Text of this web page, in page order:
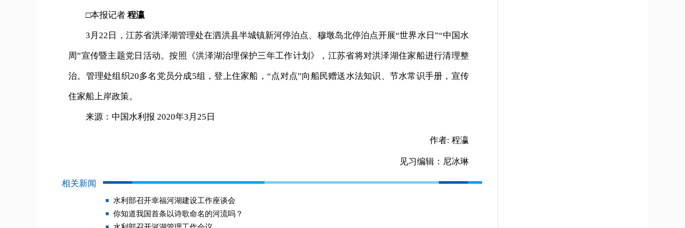
□本报记者 程瀛
3月22日，江苏省洪泽湖管理处在泗洪县半城镇新河停泊点、穆墩岛北停泊点开展“世界水日”“中国水
周”宣传暨主题党日活动。按照《洪泽湖治理保护三年工作计划》，江苏省将对洪泽湖住家船进行清理整
治。管理处组织20多名党员分成5组，登上住家船，“点对点”向船民赠送水法知识、节水常识手册，宣传
住家船上岸政策。
来源：中国水利报 2020年3月25日
作者: 程瀛
见习编辑：尼冰琳
相关新闻
水利部召开幸福河湖建设工作座谈会
你知道我国首条以诗歌命名的河流吗？